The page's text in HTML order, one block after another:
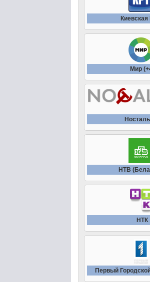
Киевская
Мир
НТВ
НТК
Первый